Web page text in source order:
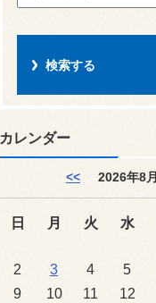
カレンダー
<< 2026年8月
日 月 火 水
2
3 4 5
9
10 11 12